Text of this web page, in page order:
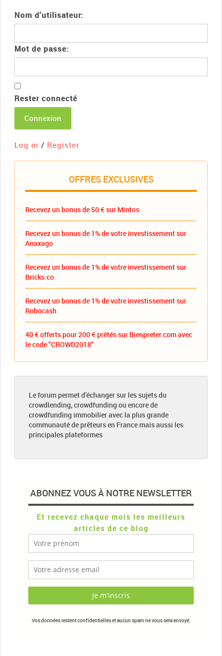
Nom d'utilisateur:
Mot de passe:
Rester connecté
Connexion
Log in / Register
OFFRES EXCLUSIVES
Recevez un bonus de 50 € sur Mintos
Recevez un bonus de 1% de votre investissement sur
Anaxago
Recevez un bonus de 1% de votre investissement sur
Bricks.co
Recevez un bonus de 1% de votre investissement sur
Robocash
40 € offerts pour 200 € prêtés sur Bienpreter.com avec
le code "CROWD2018"
Le forum permet d’échanger sur les sujets du
crowdlending, crowdfunding ou encore de
crowdfunding immobilier avec la plus grande
communauté de prêteurs en France mais aussi les
principales plateformes
ABONNEZ VOUS À NOTRE NEWSLETTER
Et recevez chaque mois les meilleurs
articles de ce blog
Vos données restent confidentielles et aucun spam ne vous sera envoyé.